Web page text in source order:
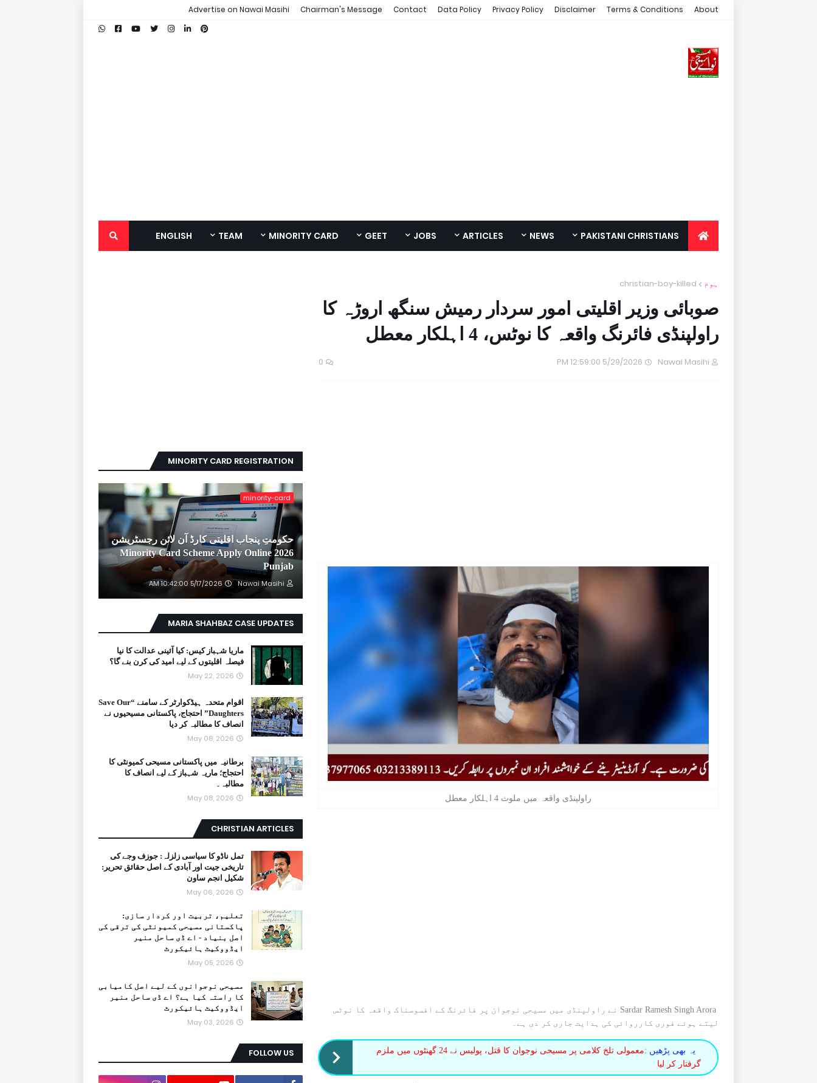
About
Terms & Conditions
Disclaimer
Privacy Policy
Data Policy
Contact
Chairman's Message
Advertise on Nawai Masihi
PAKISTANI CHRISTIANS
NEWS
ARTICLES
JOBS
GEET
MINORITY CARD
TEAM
ENGLISH
ہوم christian-boy-killed
صوبائی وزیر اقلیتی امور سردار رمیش سنگھ اروڑہ کا
راولپنڈی فائرنگ واقعہ کا نوٹس، 4 اہلکار معطل
Nawai Masihi
5/29/2026 12:59:00 PM
0
راولپنڈی واقعہ میں ملوث 4 اہلکار معطل
Sardar Ramesh Singh Arora نے راولپنڈی میں مسیحی نوجوان پر فائرنگ کے افسوسناک واقعہ کا نوٹس
لیتے ہوئے فوری کارروائی کی ہدایت جاری کر دی ہے۔
یہ بھی پڑھیں :
معمولی تلخ کلامی پر مسیحی نوجوان کا قتل، پولیس نے 24 گھنٹوں میں ملزم
گرفتار کر لیا
MINORITY CARD REGISTRATION
minority-card
حکومتِ پنجاب اقلیتی کارڈ آن لائن رجسٹریشن
2026 Minority Card Scheme Apply Online
Punjab
Nawai Masihi
5/17/2026 10:42:00 AM
MARIA SHAHBAZ CASE UPDATES
ماریا شہباز کیس: کیا آئینی عدالت کا نیا
فیصلہ اقلیتوں کے لیے امید کی کرن بنے گا؟
May 22, 2026
اقوام متحدہ ہیڈکوارٹر کے سامنے “Save Our
Daughters” احتجاج، پاکستانی مسیحیوں نے
انصاف کا مطالبہ کر دیا
May 08, 2026
برطانیہ میں پاکستانی مسیحی کمیونٹی کا
احتجاج؛ ماریہ شہباز کے لیے انصاف کا
مطالبہ۔
May 08, 2026
CHRISTIAN ARTICLES
تمل ناڈو کا سیاسی زلزلہ: جوزف وجے کی
تاریخی جیت اور آبادی کے اصل حقائق تحریر:
شکیل انجم ساون
May 06, 2026
تعلیم، تربیت اور کردار سازی:
پاکستانی مسیحی کمیونٹی کی ترقی کی
اصل بنیاد - اے ڈی ساحل منیر
ایڈووکیٹ ہائیکورٹ
May 05, 2026
مسیحی نوجوانوں کے لیے اصل کامیابی
کا راستہ کیا ہے؟ اے ڈی ساحل منیر
ایڈووکیٹ ہائیکورٹ
May 03, 2026
FOLLOW US